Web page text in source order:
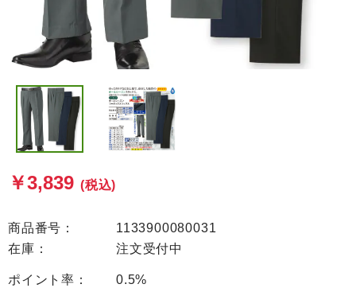
￥3,839 (税込)
商品番号：
1133900080031
在庫：
注文受付中
ポイント率：
0.5%